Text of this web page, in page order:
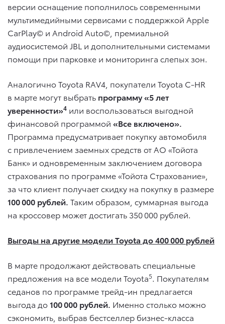
версии оснащение пополнилось современными
мультимедийными сервисами с поддержкой Apple
CarPlay© и Android Auto©, премиальной
аудиосистемой JBL и дополнительными системами
помощи при парковке и мониторинга слепых зон.
Аналогично Toyota RAV4, покупатели Toyota C-HR
в марте могут выбрать программу «5 лет
уверенности»4 или воспользоваться выгодной
финансовой программой «Все включено».
Программа предусматривает покупку автомобиля
с привлечением заемных средств от АО «Тойота
Банк» и одновременным заключением договора
страхования по программе «Тойота Страхование»,
за что клиент получает скидку на покупку в размере
100 000 рублей. Таким образом, суммарная выгода
на кроссовер может достигать 350 000 рублей.
Выгоды на другие модели Toyota до 400 000 рублей
В марте продолжают действовать специальные
предложения на все модели Toyota5. Покупателям
седанов по программе трейд-ин предлагается
выгода до100 000 рублей. Именно столько можно
сэкономить, выбрав бестселлер бизнес-класса